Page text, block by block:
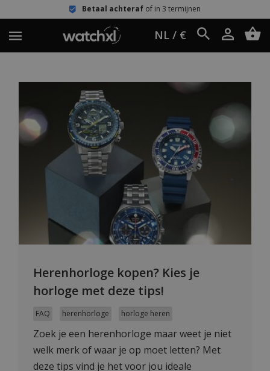
Betaal achterafof in 3 termijnen
NL / €
Herenhorloge kopen? Kies je
horloge met deze tips!
FAQ herenhorloge horloge heren
Zoek je een herenhorloge maar weet je niet
welk merk of waar je op moet letten? Met
deze tips vind je het voor jou ideale